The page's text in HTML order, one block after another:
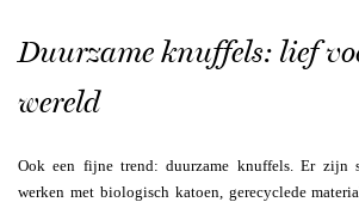
Duurzame knuffels: lief
wereld
Ook een fijne trend: duurzame knuffels. Er zijn
werken met biologisch katoen, gerecyclede